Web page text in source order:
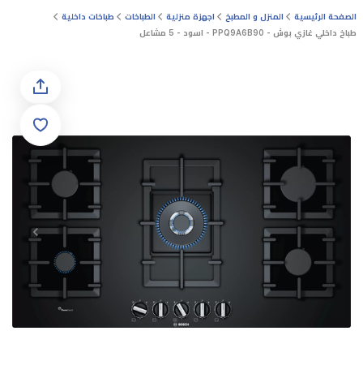
الصفحة الرئيسية المنزل و المطبخ اجهزة منزلية الطباخات
طباخات داخلية
طباخ داخلي غازي بوش - PPQ9A6B90 - اسود - 5 مشاعل